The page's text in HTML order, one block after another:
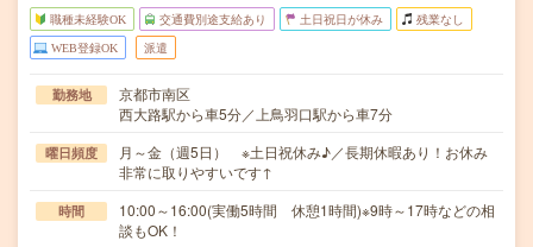
職種未経験OK 交通費別途支給あり 土日祝日が休み 残業なし
WEB登録OK 派遣
勤務地
京都市南区
西大路駅から車5分／上鳥羽口駅から車7分
曜日頻度
月～金（週5日） ※土日祝休み♪／長期休暇あり！お休み
非常に取りやすいです↑
時間
10:00～16:00(実働5時間 休憩1時間)※9時～17時などの相
談もOK！